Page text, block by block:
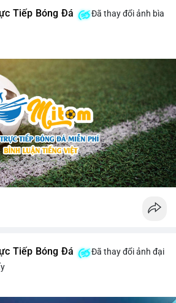
Tiếp Bóng Đá
Đã thay đổi ảnh bìa
Tiếp Bóng Đá
Đã thay đổi ảnh đại